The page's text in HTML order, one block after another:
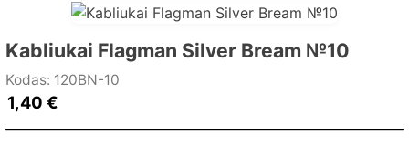
Kabliukai Flagman Silver Bream №10
Kodas: 120BN-10
1,40 €